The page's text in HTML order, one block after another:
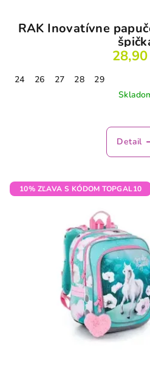
RAK Inovatívne
24 26 27 28
29
Detail
10% ZĽAVA S KÓDOM TOPGAL10